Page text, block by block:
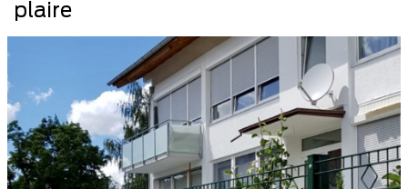
plaire